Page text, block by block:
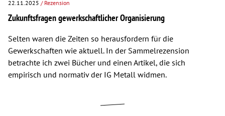
22.11.2025 / Rezension
Zukunftsfragen gewerkschaftlicher Organisierung
Selten waren die Zeiten so herausfordern für die
Gewerkschaften wie aktuell. In der Sammelrezension
betrachte ich zwei Bücher und einen Artikel, die sich
empirisch und normativ der IG Metall widmen.